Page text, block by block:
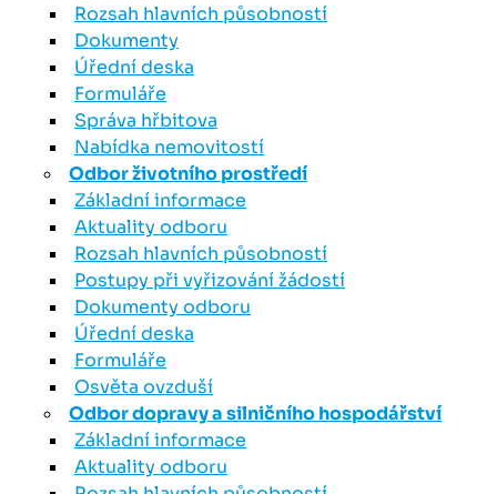
Rozsah hlavních působností
Dokumenty
Úřední deska
Formuláře
Správa hřbitova
Nabídka nemovitostí
Odbor životního prostředí
Základní informace
Aktuality odboru
Rozsah hlavních působností
Postupy při vyřizování žádostí
Dokumenty odboru
Úřední deska
Formuláře
Osvěta ovzduší
Odbor dopravy a silničního hospodářství
Základní informace
Aktuality odboru